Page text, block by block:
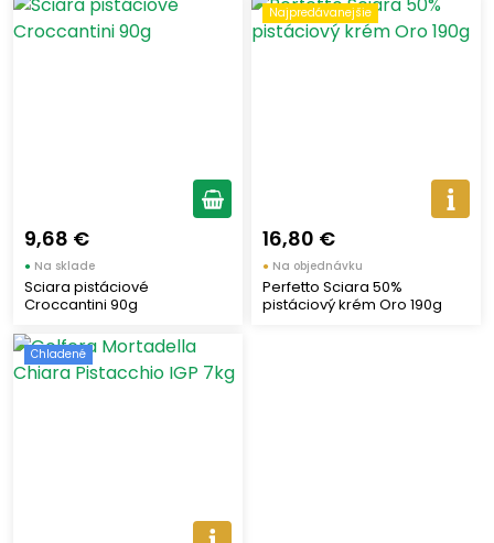
9,68 €
● Na sklade
Sciara pistáciové
Croccantini 90g
Najpredávanejšie
16,80 €
● Na objednávku
Perfetto Sciara 50%
pistáciový krém Oro 190g
Chladené